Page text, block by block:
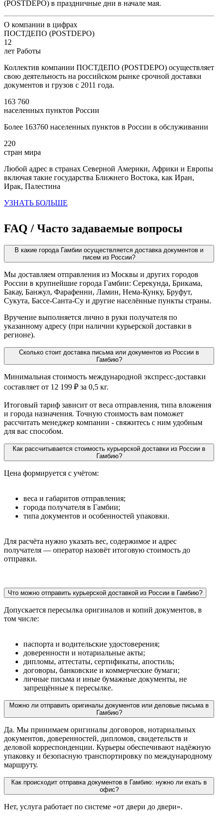
(POSTDEPO) в праздничные дни в начале мая.
О компании в цифрах
ПОСТДЕПО (POSTDEPO)
12
лет Работы
Коллектив компании ПОСТДЕПО (POSTDEPO) осуществляет
свою деятельность на российском рынке срочной доставки
документов и грузов с 2011 года.
163 760
населенных пунктов России
Более 163760 населенных пунктов в России в обслуживании
220
стран мира
Любой адрес в странах Северной Америки, Африки и Европы
включая такие государства Ближнего Востока, как Иран,
Ирак, Палестина
УЗНАТЬ БОЛЬШЕ
FAQ / Часто задаваемые вопросы
В какие города Гамбии осуществляется доставка документов и
писем из России?
Мы доставляем отправления из Москвы и других городов
России в крупнейшие города Гамбии: Серекунда, Брикама,
Бакау, Банжул, Фарафенни, Ламин, Нема-Кунку, Бруфут,
Сукута, Бассе-Санта-Су и другие населённые пункты страны.
Вручение выполняется лично в руки получателя по
указанному адресу (при наличии курьерской доставки в
регионе).
Сколько стоит доставка письма или документов из России в
Гамбию?
Минимальная стоимость международной экспресс-доставки
составляет от 12 199 ₽ за 0,5 кг.
Итоговый тариф зависит от веса отправления, типа вложения
и города назначения. Точную стоимость вам поможет
рассчитать менеджер компании - свяжитесь с ним удобным
для вас способом.
Как рассчитывается стоимость курьерской доставки из России в
Гамбию?
Цена формируется с учётом:
веса и габаритов отправления;
города получателя в Гамбии;
типа документов и особенностей упаковки.
Для расчёта нужно указать вес, содержимое и адрес
получателя — оператор назовёт итоговую стоимость до
отправки.
Что можно отправить курьерской доставкой из России в Гамбию?
Допускается пересылка оригиналов и копий документов, в
том числе:
паспорта и водительские удостоверения;
доверенности и нотариальные акты;
дипломы, аттестаты, сертификаты, апостиль;
договоры, банковские и коммерческие бумаги;
личные письма и иные бумажные документы, не
запрещённые к пересылке.
Можно ли отправить оригиналы документов или деловые письма в
Гамбию?
Да. Мы принимаем оригиналы договоров, нотариальных
документов, доверенностей, дипломов, свидетельств и
деловой корреспонденции. Курьеры обеспечивают надёжную
упаковку и безопасную транспортировку по международному
маршруту.
Как происходит отправка документов в Гамбию: нужно ли ехать в
офис?
Нет, услуга работает по системе «от двери до двери».